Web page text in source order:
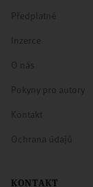
Předplatné
Inzerce
O nás
Pokyny pro autory
Kontakt
Ochrana údajů
KONTAKT